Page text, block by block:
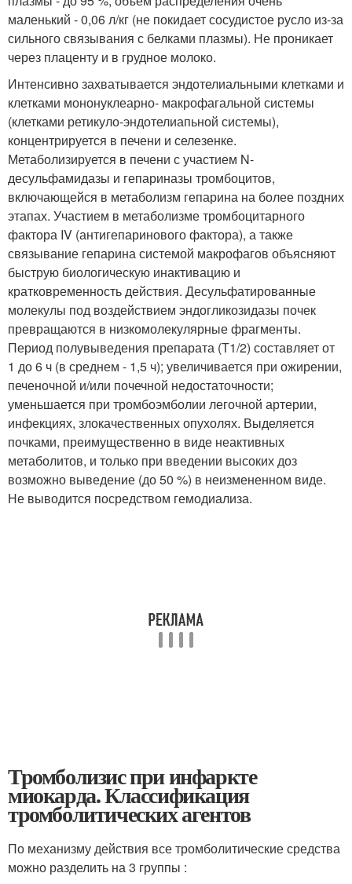
маленький - 0,06 л/кг (не покидает сосудистое русло из-за
сильного связывания с белками плазмы). Не проникает
через плаценту и в грудное молоко.
Интенсивно захватывается эндотелиальными клетками и
клетками мононуклеарно- макрофагальной системы
(клетками ретикуло-эндотелиапьной системы),
концентрируется в печени и селезенке.
Метаболизируется в печени с участием N-
десульфамидазы и гепариназы тромбоцитов,
включающейся в метаболизм гепарина на более поздних
этапах. Участием в метаболизме тромбоцитарного
фактора IV (антигепаринового фактора), а также
связывание гепарина системой макрофагов объясняют
быструю биологическую инактивацию и
кратковременность действия. Десульфатированные
молекулы под воздействием эндогликозидазы почек
превращаются в низкомолекулярные фрагменты.
Период полувыведения препарата (Т1/2) составляет от
1 до 6 ч (в среднем - 1,5 ч); увеличивается при ожирении,
печеночной и/или почечной недостаточности;
уменьшается при тромбоэмболии легочной артерии,
инфекциях, злокачественных опухолях. Выделяется
почками, преимущественно в виде неактивных
метаболитов, и только при введении высоких доз
возможно выведение (до 50 %) в неизмененном виде.
Не выводится посредством гемодиа­лиза.
Тромболизис при инфаркте
миокарда. Классификация
тромболитических агентов
По механизму действия все тромболитические средства
можно разделить на 3 группы :